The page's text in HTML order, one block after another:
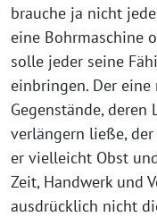
brauche ja nicht
eine Bohrmaschine
solle jeder seine
einbringen. Der
Gegenstände, deren
verlängern ließe,
er vielleicht Obst
Zeit, Handwerk und
ausdrücklich nicht